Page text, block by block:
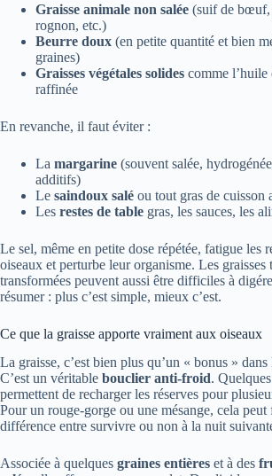
Graisse animale non salée (suif de bœuf,
rognon, etc.)
Beurre doux (en petite quantité et bien
graines)
Graisses végétales solides comme l’huile
raffinée
En revanche, il faut éviter :
La margarine (souvent salée,
additifs)
Le saindoux salé ou tout gras de cuisson
Les restes de table gras, les sauces, les
Le sel, même en petite dose répétée, fatigue les
oiseaux et perturbe leur organisme. Les graisses
transformées peuvent aussi être difficiles à
résumer : plus c’est simple, mieux c’est.
Ce que la graisse apporte vraiment aux oiseaux
La graisse, c’est bien plus qu’un « bonus »
C’est un véritable bouclier anti-froid.
permettent de recharger les réserves pour
Pour un rouge-gorge ou une mésange, cela peut
différence entre survivre ou non à la nuit
Associée à quelques graines entières et à des